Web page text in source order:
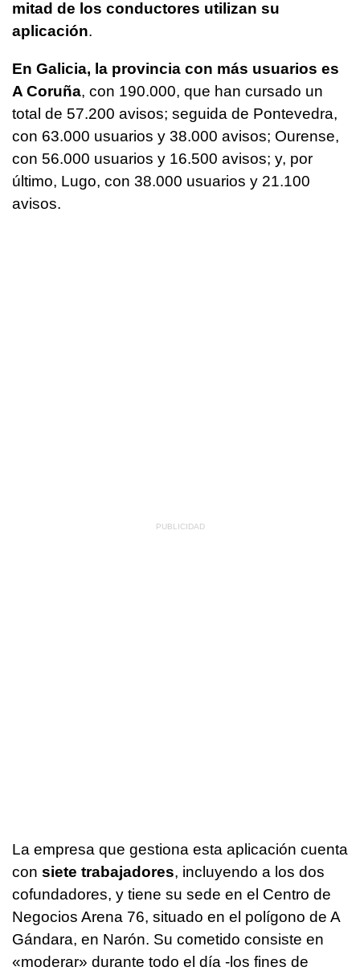
mitad de los conductores utilizan su
aplicación.
En Galicia, la provincia con más usuarios es
A Coruña, con 190.000, que han cursado un
total de 57.200 avisos; seguida de Pontevedra,
con 63.000 usuarios y 38.000 avisos; Ourense,
con 56.000 usuarios y 16.500 avisos; y, por
último, Lugo, con 38.000 usuarios y 21.100
avisos.
La empresa que gestiona esta aplicación cuenta
con siete trabajadores, incluyendo a los dos
cofundadores, y tiene su sede en el Centro de
Negocios Arena 76, situado en el polígono de A
Gándara, en Narón. Su cometido consiste en
«moderar» durante todo el día -los fines de